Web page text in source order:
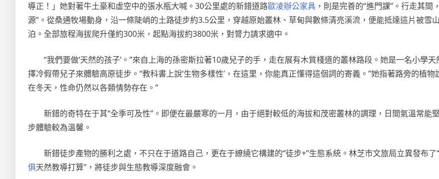
導正！」她對著牛土豪和虛空中的張水瓶大喊。30公里處的新錯道路歐凌辦公家具 ，則是完善的“進門課”。行走其間
源”。從桑通牧場動身，沿一條陡峭的土路徒步約3.5公里，穿越原始叢林、草甸與數條清亮溪流，便能抵達這片被雪
泊。全部旅程海拔爬升僅約300米，起點海拔約3800米，對膂力請求適中。
“我們要做‘天然的孩子’。”來自上海的孫密斯拉著10歲兒子的手，走在展有木質棧道的叢林路段。她是一名小學
擇冷假帶兒子來體驗高原徒步。“教科書上說‘生物多樣性’，在這里，你能真正懂得這個詞的寄義。”她指著路旁的植物
在冬天，性命仍然以各類情勢存在。”
新錯的奇特在于其“全季可及性”。即便在最嚴寒的一月，由于絕對較低的海拔和茂密叢林的調理，日間氣溫常能
步體驗較為溫馨。
新錯徒步產物的勝利之處，不只在于道路自己，更在于繚繞它構建的“徒步+”生態系統。林芝市文旅局立異發布了
俱天然教導打算”，將徒步與生態教導深度融會。